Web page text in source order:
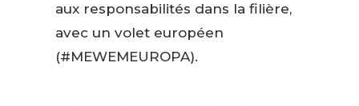
aux responsabilités dans la filière,
avec un volet européen
(#MEWEMEUROPA).